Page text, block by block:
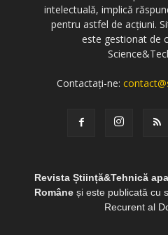
intelectuală, implică
pentru astfel de acțiuni.
este gestionat de
Contactați-ne:
Revista Știință&Tehnică
Româneși este publicată cu
Recurent al